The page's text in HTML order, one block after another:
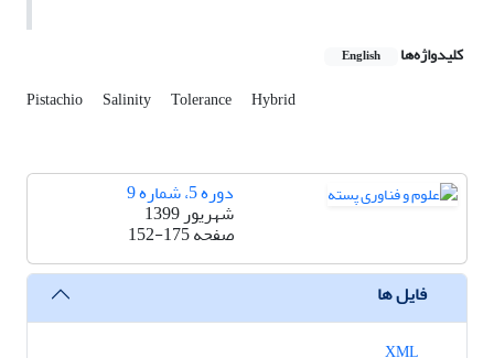
کلیدواژه‌ها English
Pistachio Salinity Tolerance Hybrid
دوره 5، شماره 9
شهریور 1399
صفحه152-175
فایل ها